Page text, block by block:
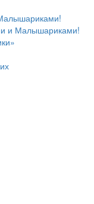
и Малышариками!